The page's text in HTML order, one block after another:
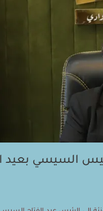
السيسي بعيد